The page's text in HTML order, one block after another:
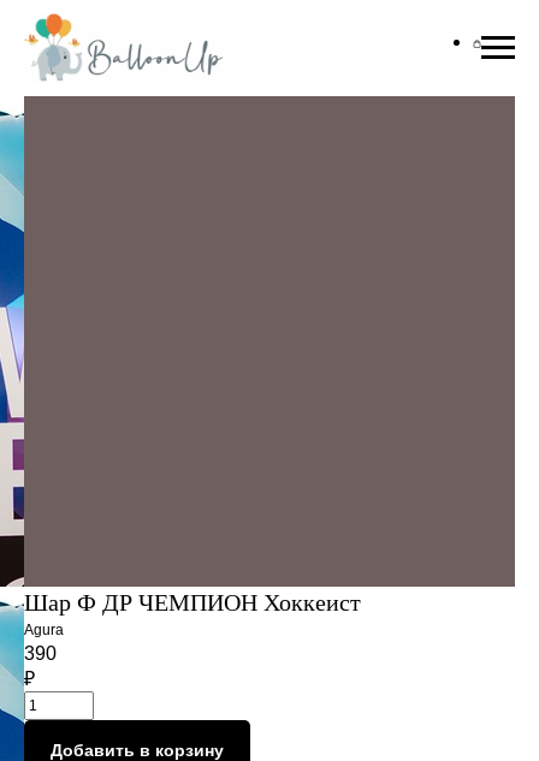
Шар Ф ДР ЧЕМПИОН Хоккеист
Agura
390
₽
Добавить в корзину